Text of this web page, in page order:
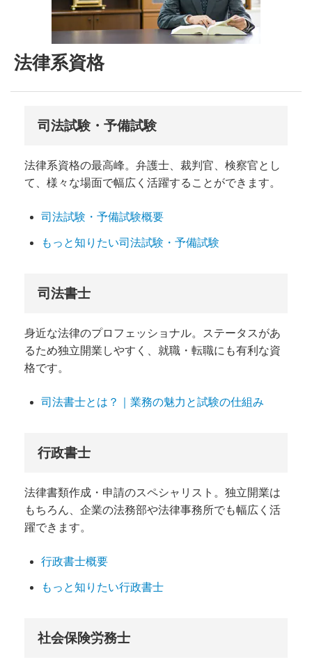
法律系資格
司法試験・予備試験
法律系資格の最高峰。弁護士、裁判官、検察官とし
て、様々な場面で幅広く活躍することができます。
司法試験・予備試験概要
もっと知りたい司法試験・予備試験
司法書士
身近な法律のプロフェッショナル。ステータスがあ
るため独立開業しやすく、就職・転職にも有利な資
格です。
司法書士とは？｜業務の魅力と試験の仕組み
行政書士
法律書類作成・申請のスペシャリスト。独立開業は
もちろん、企業の法務部や法律事務所でも幅広く活
躍できます。
行政書士概要
もっと知りたい行政書士
社会保険労務士